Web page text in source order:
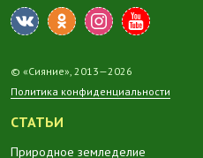
© «Сияние», 2013—2026
Политика конфиденциальности
СТАТЬИ
Природное земледелие